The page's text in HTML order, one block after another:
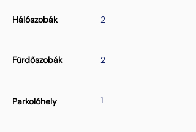
Hálószobák 2
Fürdőszobák 2
Parkolóhely 1